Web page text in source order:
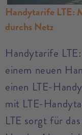
Handytarife LTE:
durchs Netz
Handytarife
einem neuen
einen LTE-
mit LTE-
LTE sorgt für